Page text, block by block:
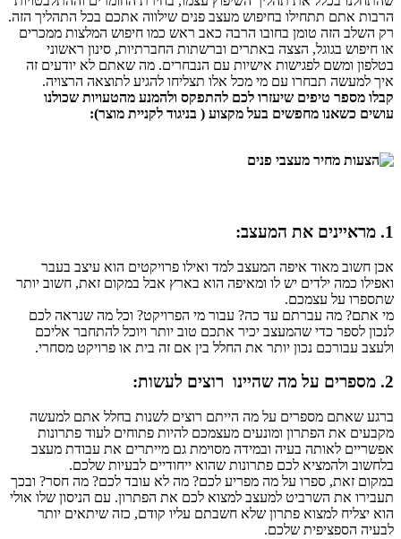
הרבות אתם תתחילו בחיפוש מעצב פנים שילווה אתכם בכל התהליך הזה.
רק השלב הזה טומן בחובו הרבה כאב ראש כמו חיפוש המלצות ממכרים
או חיפוש בגוגל, הצצה באתרים וברשתות החברתיות, סינון ראשוני
בטלפון ומשם לפגישות אישיות עם הנבחרים. מה שאתם לא יודעים זה
איך למעשה תבחרו עם מי מכל אלו תצליחו להגיע לתוצאה הרצויה.
קבלו מספר טיפים שיעזרו לכם להתפקס ולהמנע מהטעויות שכולנו
עושים כשאנו מחפשים בעל מקצוע ( בניגוד לקניית מוצר):
1. מראיינים את המעצב:
אכן חשוב מאוד איפה המעצב למד ואילו פרויקטים הוא עיצב בעבר
ואפילו כמה ילדים יש לו ומאיפה הוא בארץ אבל במקום זאת, חשוב יותר
שתספרו על עצמכם.
מי אתם? מה עברתם עד כה? עבור מי הפרויקט? וכל מה שנראה לכם
לנכון לספר כדי שהמעצב יכיר אתכם טוב יותר ויוכל להתחבר אליכם
ולעצב עבורכם נכון יותר את החלל בין אם זה בית או פרויקט מסחרי.
2. מספרים על מה שהיינו רוצים לעשות:
ברגע שאתם מספרים על מה הייתם רוצים לשנות בחלל אתם למעשה
מקבעים את הפתרון ומונעים מעצמכם להיות פתוחים לעוד פתרונות
אפשריים לאותה בעיה ובמידה מסוימת גם מייתרים את עבודת מעצב
בלחשוב ולהמציא לכם פתרונות שהוא ייחודיים לבעיות שלכם.
במקום זאת, ספרו על מה מפריע לכם? מה לא עובד לכם? מה חסר? ובכך
תעבירו את השרביט למעצב למצוא לכם את הפתרון. עם הניסון שלו אולי
הוא יצליח למצוא פתרון שלא חשבתם עליו קודם, כזה שיתאים יותר
לבעיה הספציפית שלכם.